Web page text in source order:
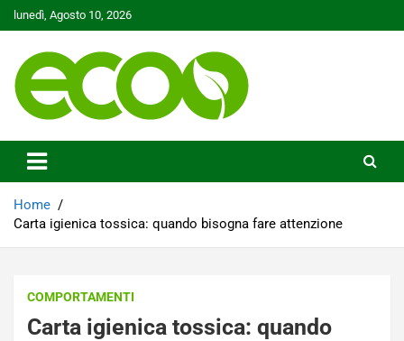
Skip
to
lunedì, Agosto 10, 2026
Ecoo.it
Home
Carta igienica tossica: quando bisogna fare attenzione
COMPORTAMENTI
Carta igienica tossica: quando